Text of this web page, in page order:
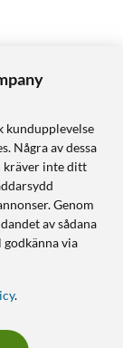
kundupplevelse
Några av dessa
kräver inte ditt
Genom
av sådana
godkänna via
.